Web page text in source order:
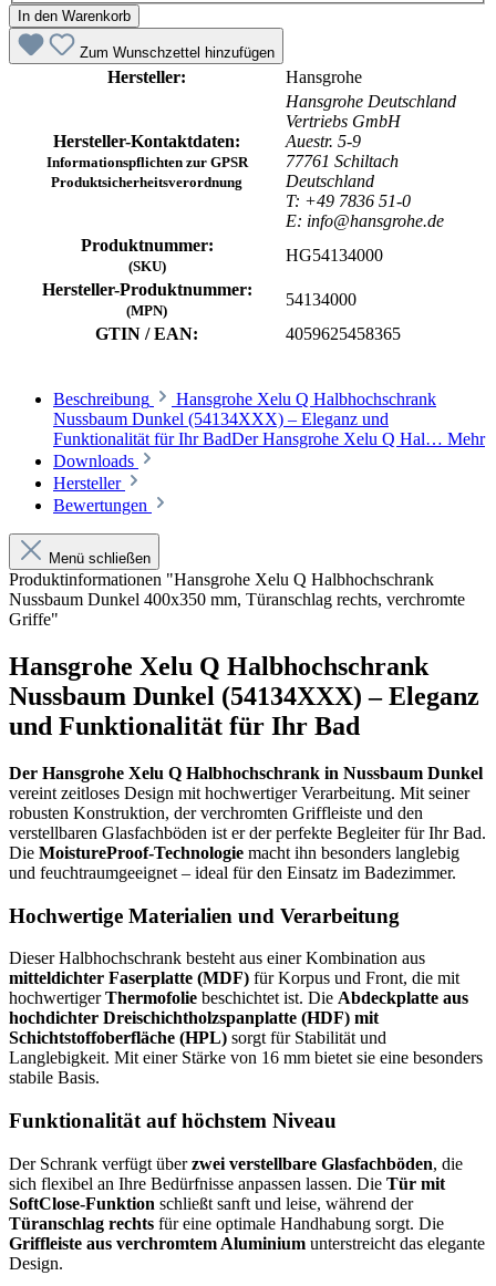
In den Warenkorb
Zum Wunschzettel hinzufügen
Hersteller: Hansgrohe
Hersteller-Kontaktdaten:
Informationspflichten zur GPSR
Produktsicherheitsverordnung
Hansgrohe Deutschland
Vertriebs GmbH
Auestr. 5-9
77761 Schiltach
Deutschland
T: +49 7836 51-0
E: info@hansgrohe.de
Produktnummer:
(SKU)
HG54134000
Hersteller-Produktnummer:
(MPN)
54134000
GTIN / EAN:
4059625458365
Beschreibung
Hansgrohe Xelu Q Halbhochschrank
Nussbaum Dunkel (54134XXX) – Eleganz und
Funktionalität für Ihr BadDer Hansgrohe Xelu Q Hal… Mehr
Downloads
Hersteller
Bewertungen
Menü schließen
Produktinformationen "Hansgrohe Xelu Q Halbhochschrank
Nussbaum Dunkel 400x350 mm, Türanschlag rechts, verchromte
Griffe"
Hansgrohe Xelu Q Halbhochschrank
Nussbaum Dunkel (54134XXX) – Eleganz
und Funktionalität für Ihr Bad
Der Hansgrohe Xelu Q Halbhochschrank in Nussbaum Dunkel
vereint zeitloses Design mit hochwertiger Verarbeitung. Mit seiner
robusten Konstruktion, der verchromten Griffleiste und den
verstellbaren Glasfachböden ist er der perfekte Begleiter für Ihr Bad.
Die MoistureProof-Technologie macht ihn besonders langlebig
und feuchtraumgeeignet – ideal für den Einsatz im Badezimmer.
Hochwertige Materialien und Verarbeitung
Dieser Halbhochschrank besteht aus einer Kombination aus
mitteldichter Faserplatte (MDF) für Korpus und Front, die mit
hochwertigerThermofolie beschichtet ist. Die Abdeckplatte aus
hochdichter Dreischichtholzspanplatte (HDF) mit
Schichtstoffoberfläche (HPL) sorgt für Stabilität und
Langlebigkeit. Mit einer Stärke von 16 mm bietet sie eine besonders
stabile Basis.
Funktionalität auf höchstem Niveau
Der Schrank verfügt überzwei verstellbare Glasfachböden, die
sich flexibel an Ihre Bedürfnisse anpassen lassen. Die Tür mit
SoftClose-Funktion schließt sanft und leise, während der
Türanschlag rechts für eine optimale Handhabung sorgt. Die
Griffleiste aus verchromtem Aluminium unterstreicht das elegante
Design.